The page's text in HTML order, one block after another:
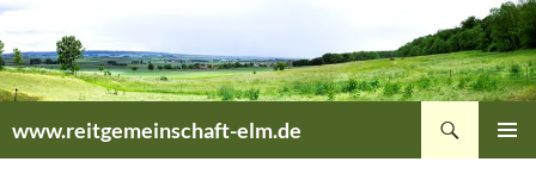
Zum
Inhalt
springen
www.reitgemeinschaft-elm.de